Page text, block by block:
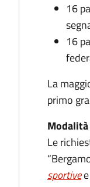
16
16
La
primo
Le
sportivee